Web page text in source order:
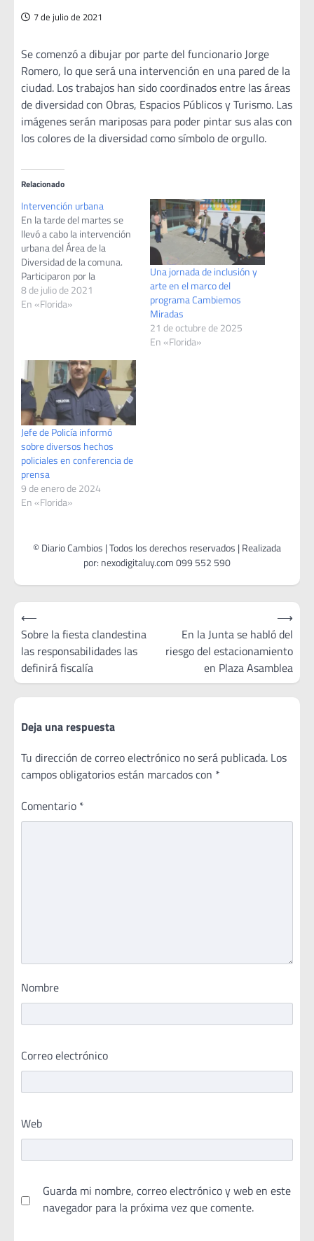
7 de julio de 2021
Se comenzó a dibujar por parte del funcionario Jorge
Romero, lo que será una intervención en una pared de la
ciudad. Los trabajos han sido coordinados entre las áreas
de diversidad con Obras, Espacios Públicos y Turismo. Las
imágenes serán mariposas para poder pintar sus alas con
los colores de la diversidad como símbolo de orgullo.
Relacionado
Intervención urbana
En la tarde del martes se
llevó a cabo la intervención
urbana del Área de la
Diversidad de la comuna.
Participaron por la
Intendencia el Secretario
General Marcos Pérez, la
gobierno. Las imágenes
fueron pintadas con la
colaboración de…
8 de julio de 2021
En «Florida»
Una jornada de inclusión y
arte en el marco del
programa Cambiemos
Miradas
21 de octubre de 2025
En «Florida»
Jefe de Policía informó
sobre diversos hechos
policiales en conferencia de
prensa
9 de enero de 2024
En «Florida»
Navegación
de
entradas
⟵
Sobre la fiesta clandestina
las responsabilidades las
definirá fiscalía
En la Junta se habló del
riesgo del estacionamiento
en Plaza Asamblea
⟶
Deja una respuesta
Tu dirección de correo electrónico no será publicada. Los
campos obligatorios están marcados con *
Comentario *
Nombre
Correo electrónico
Web
Guarda mi nombre, correo electrónico y web en este
navegador para la próxima vez que comente.